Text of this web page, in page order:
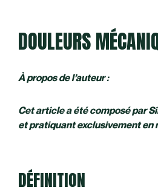
DOULEURS
À propos de l’auteur :
Cet article a été composé par
et pratiquant exclusivement en
DÉFINITION